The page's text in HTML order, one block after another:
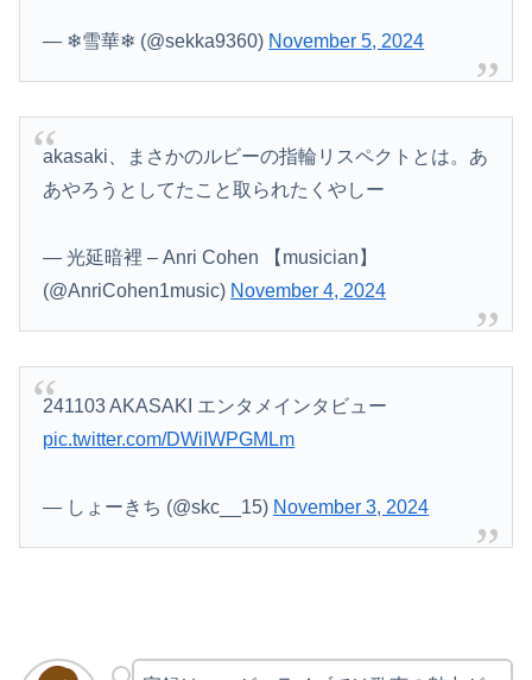
— ❄雪華❄ (@sekka9360) November 5, 2024
akasaki、まさかのルビーの指輪リスペクトとは。あ
あやろうとしてたこと取られたくやしー
— 光延暗裡 – Anri Cohen 【musician】
(@AnriCohen1music) November 4, 2024
241103 AKASAKI エンタメインタビュー
pic.twitter.com/DWiIWPGMLm
— しょーきち (@skc__15) November 3, 2024